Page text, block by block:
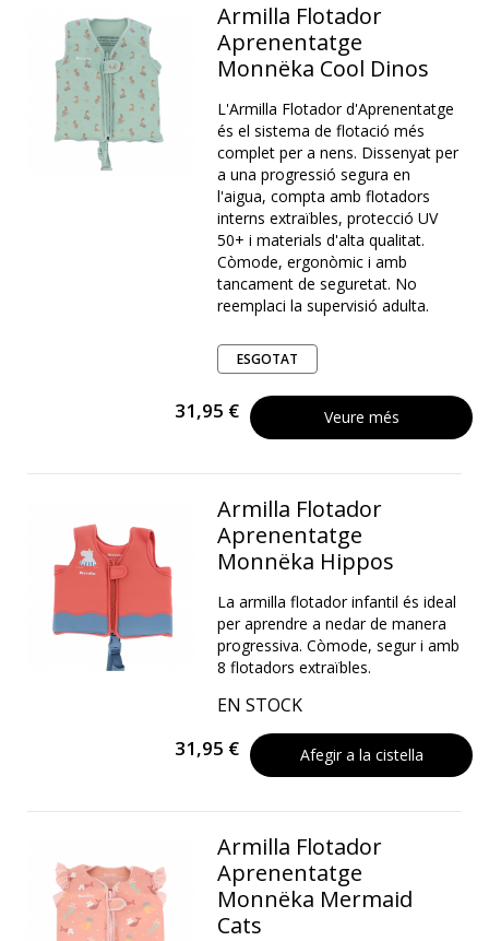
Armilla Flotador
Aprenentatge
Monnëka Cool Dinos
L'Armilla Flotador d'Aprenentatge
és el sistema de flotació més
complet per a nens. Dissenyat per
a una progressió segura en
l'aigua, compta amb flotadors
interns extraïbles, protecció UV
50+ i materials d'alta qualitat.
Còmode, ergonòmic i amb
tancament de seguretat. No
reemplaci la supervisió adulta.
ESGOTAT
31,95 € Veure més
Armilla Flotador
Aprenentatge
Monnëka Hippos
La armilla flotador infantil és ideal
per aprendre a nedar de manera
progressiva. Còmode, segur i amb
8 flotadors extraïbles.
EN STOCK
31,95 € Afegir a la cistella
Armilla Flotador
Aprenentatge
Monnëka Mermaid
Cats